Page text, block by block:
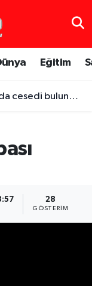
Eğitim
için boğarak öldürmüş
28
GÖSTERIM